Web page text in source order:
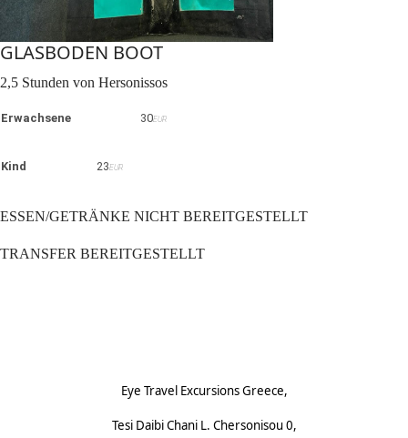
GLASBODEN BOOT
2,5 Stunden von Hersonissos
Erwachsene 30EUR
Kind 23EUR
ESSEN/GETRÄNKE NICHT BEREITGESTELLT
TRANSFER BEREITGESTELLT
Eye Travel Excursions Greece,
Tesi Daibi Chani L. Chersonisou 0,